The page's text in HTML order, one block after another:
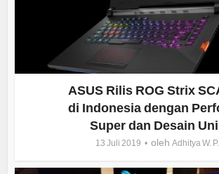
ASUS Rilis ROG Strix
di Indonesia dengan
Super dan Desain
13 Juli 2019 oleh Adhitya W. P.